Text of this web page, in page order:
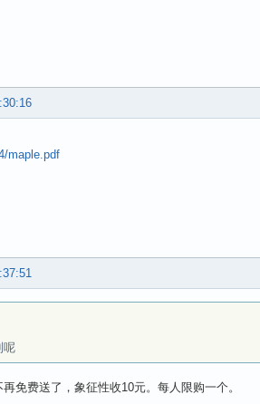
maple.pdf
呢
免费送了，象征性收10元。每人限购一个。